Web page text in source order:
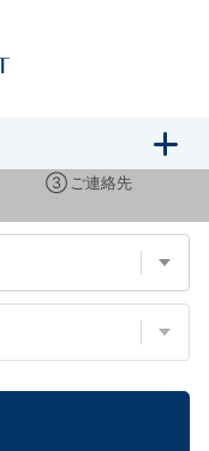
明会のご予約
③ ご連絡先